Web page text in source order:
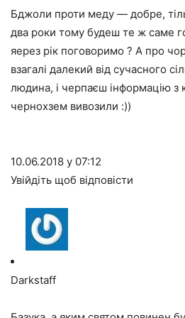
Бджоли проти меду — добре,
два роки тому будеш те ж саме
яерез рік поговоримо ? А про
взагалі далекий від сучасного
людина, і черпаєш інформацію з
чернохзем вивозили :))
10.06.2018 у 07:12
Увійдіть щоб відповісти
Darkstaff